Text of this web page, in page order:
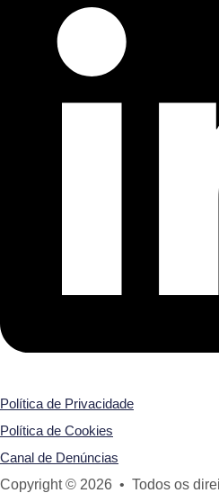
Política de Privacidade
Política de Cookies
Canal de Denúncias
Copyright © 2026 • Todos os